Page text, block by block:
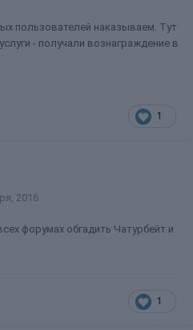
пользователей наказываем. Тут
- получали вознаграждение в
1
2016
форумах обгадить Чатурбейт и
1